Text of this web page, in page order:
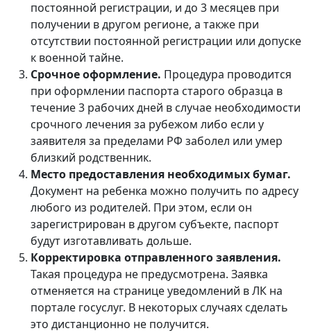
постоянной регистрации, и до 3 месяцев при
получении в другом регионе, а также при
отсутствии постоянной регистрации или допуске
к военной тайне.
Срочное оформление. Процедура проводится
при оформлении паспорта старого образца в
течение 3 рабочих дней в случае необходимости
срочного лечения за рубежом либо если у
заявителя за пределами РФ заболел или умер
близкий родственник.
Место предоставления необходимых бумаг.
Документ на ребенка можно получить по адресу
любого из родителей. При этом, если он
зарегистрирован в другом субъекте, паспорт
будут изготавливать дольше.
Корректировка отправленного заявления.
Такая процедура не предусмотрена. Заявка
отменяется на странице уведомлений в ЛК на
портале госуслуг. В некоторых случаях сделать
это дистанционно не получится.